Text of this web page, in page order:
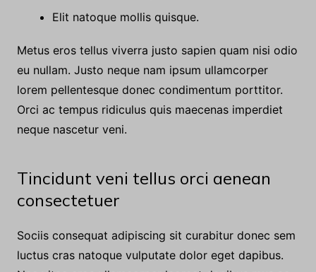
Elit natoque mollis quisque.
Metus eros tellus viverra justo sapien quam nisi odio
eu nullam. Justo neque nam ipsum ullamcorper
lorem pellentesque donec condimentum porttitor.
Orci ac tempus ridiculus quis maecenas imperdiet
neque nascetur veni.
Tincidunt veni tellus orci aenean
consectetuer
Sociis consequat adipiscing sit curabitur donec sem
luctus cras natoque vulputate dolor eget dapibus.